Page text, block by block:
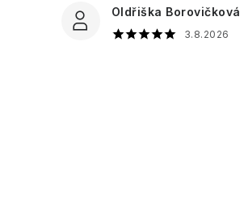
Oldřiška Borovičková
3.8.2026